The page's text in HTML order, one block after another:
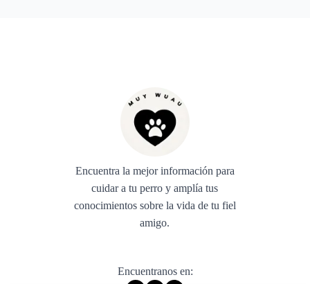
Encuentra la mejor información para
cuidar a tu perro y amplía tus
conocimientos sobre la vida de tu fiel
amigo.
Encuentranos en: